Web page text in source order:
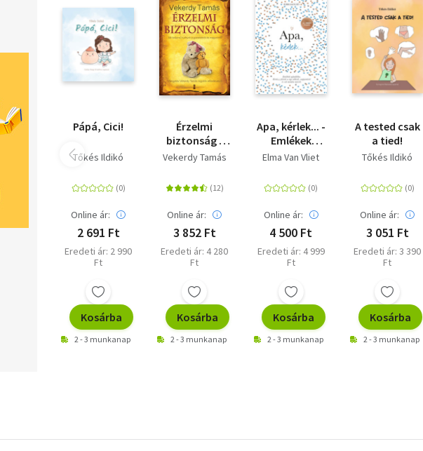
Pápá, Cici!
Tőkés Ildikó
Online ár:
2 691 Ft
Eredeti ár: 2 990
Ft
Kosárba
2 - 3 munkanap
Érzelmi
biztonság -
Mit kell(ene)
gyerekekről és
magunkról?
Vekerdy Tamás
Online ár:
3 852 Ft
Eredeti ár: 4 280
Ft
Kosárba
2 - 3 munkanap
Apa, kérlek... -
Emlékek
ajándékba.
felelek a régi
időkről,
napjainkról és
másról.
Elma Van Vliet
Online ár:
4 500 Ft
Eredeti ár: 4 999
Ft
Kosárba
2 - 3 munkanap
A tested csak
a tied!
Tőkés Ildikó
Online ár:
3 051 Ft
Eredeti ár: 3 390
Ft
Kosárba
2 - 3 munkanap